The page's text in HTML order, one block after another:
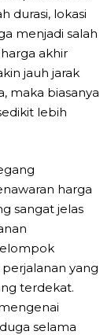
durasi, lokasi
menjadi salah
akhir
jauh jarak
maka biasanya
lebih
harga
sangat jelas
yang
terdekat.
selama